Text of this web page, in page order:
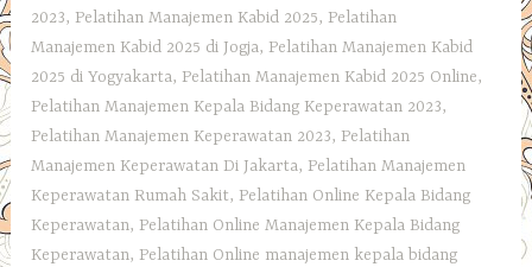
2023, Pelatihan Manajemen Kabid 2025, Pelatihan
Manajemen Kabid 2025 di Jogja, Pelatihan Manajemen Kabid
2025 di Yogyakarta, Pelatihan Manajemen Kabid 2025 Online,
Pelatihan Manajemen Kepala Bidang Keperawatan 2023,
Pelatihan Manajemen Keperawatan 2023, Pelatihan
Manajemen Keperawatan Di Jakarta, Pelatihan Manajemen
Keperawatan Rumah Sakit, Pelatihan Online Kepala Bidang
Keperawatan, Pelatihan Online Manajemen Kepala Bidang
Keperawatan, Pelatihan Online manajemen kepala bidang